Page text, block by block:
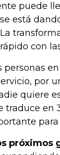
puede
está
con
por
quiere
traduce en
para
próximos